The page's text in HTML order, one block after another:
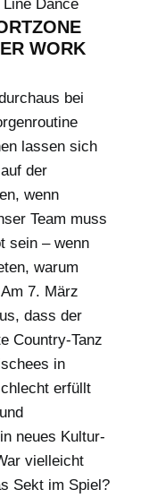
WORK
bei
lassen sich
der
wenn
Team muss
sein – wenn
warum
7. März
dass der
Country-Tanz
in
erfüllt
neues Kultur-
vielleicht
Sekt im Spiel?